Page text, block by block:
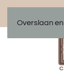
Overslaan